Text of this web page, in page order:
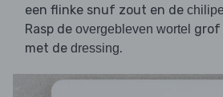
een flinke snuf zout en de
Rasp de overgebleven wortel grof
met de dressing.